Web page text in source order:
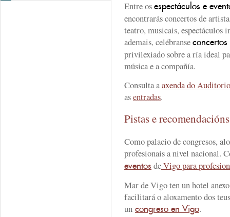
Entre osespectáculos e
encontrarás concertos de
teatro, musicais, espectáculos
ademais, celébranse
privilexiado sobre a ría ideal
música e a compañía.
Consulta aaxenda do
asentradas.
Pistas e
Como palacio de congresos,
profesionais a nivel nacional.
eventos deVigo para
Mar de Vigo ten un hotel
facilitará o aloxamento dos
un congreso en Vigo.